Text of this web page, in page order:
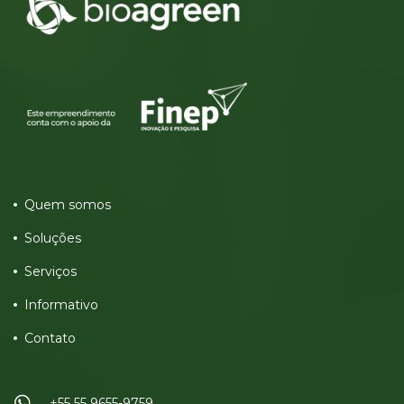
Quem somos
Soluções
Serviços
Informativo
Contato